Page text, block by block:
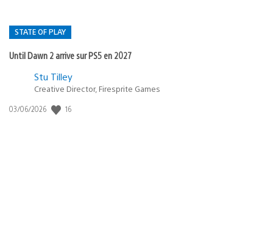
STATE OF PLAY
Until Dawn 2 arrive sur PS5 en 2027
Postée
:
Stu Tilley
Creative Director, Firesprite Games
Date
03/06/2026 16